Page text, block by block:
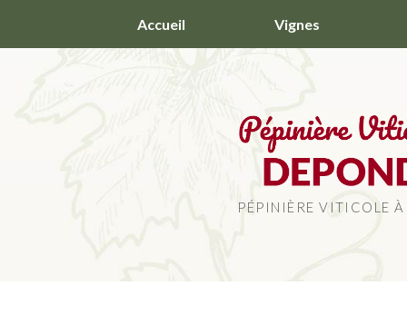
contenu
Accueil Vignes
PÉPINIÈRE VITICOLE À